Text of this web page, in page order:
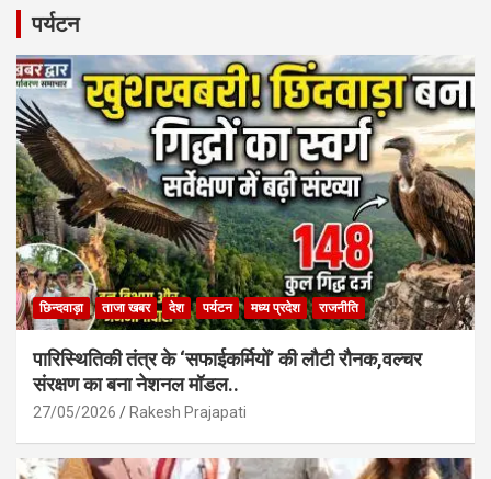
b
o
o
k
A
p
p
पर्यटन
छिन्दवाड़ा ताजा खबर देश पर्यटन मध्य प्रदेश राजनीति
पारिस्थितिकी तंत्र के ‘सफाईकर्मियों’ की लौटी रौनक,वल्चर
संरक्षण का बना नेशनल मॉडल..
27/05/2026 Rakesh Prajapati